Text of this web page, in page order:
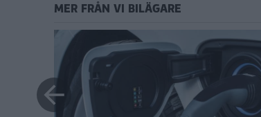
MER FRÅN VI BILÄGARE